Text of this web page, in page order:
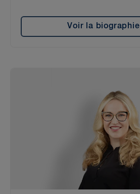
Voir la biographie